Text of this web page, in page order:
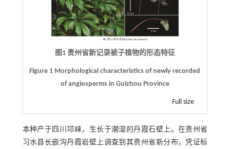
图1 贵州省新记录被子植物的形态特征
Figure 1 Morphological characteristics of newly recorded
of angiosperms in Guizhou Province
Full size
本种产于四川邛崃，生长于潮湿的丹霞石壁上。在贵州省
习水县长嵌沟丹霞岩壁上调查到其贵州省新分布，凭证标